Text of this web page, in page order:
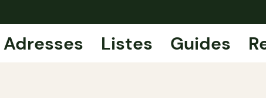
Adresses Listes Guides